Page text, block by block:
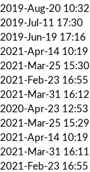
2019-Aug-20 10:32
2019-Jul-11 17:30
2019-Jun-19 17:16
2021-Apr-14 10:19
2021-Mar-25 15:30
2021-Feb-23 16:55
2021-Mar-31 16:12
2020-Apr-23 12:53
2021-Mar-25 15:29
2021-Apr-14 10:19
2021-Mar-31 16:11
2021-Feb-23 16:55